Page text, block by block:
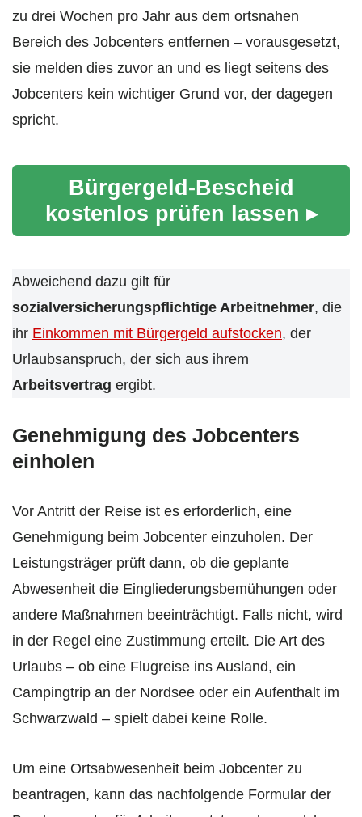
zu drei Wochen pro Jahr aus dem ortsnahen
Bereich des Jobcenters entfernen – vorausgesetzt,
sie melden dies zuvor an und es liegt seitens des
Jobcenters kein wichtiger Grund vor, der dagegen
spricht.
Bürgergeld-Bescheid
kostenlos prüfen lassen ▸
Abweichend dazu gilt für
sozialversicherungspflichtige Arbeitnehmer, die
ihr Einkommen mit Bürgergeld aufstocken, der
Urlaubsanspruch, der sich aus ihrem
Arbeitsvertrag ergibt.
Genehmigung des Jobcenters
einholen
Vor Antritt der Reise ist es erforderlich, eine
Genehmigung beim Jobcenter einzuholen. Der
Leistungsträger prüft dann, ob die geplante
Abwesenheit die Eingliederungsbemühungen oder
andere Maßnahmen beeinträchtigt. Falls nicht, wird
in der Regel eine Zustimmung erteilt. Die Art des
Urlaubs – ob eine Flugreise ins Ausland, ein
Campingtrip an der Nordsee oder ein Aufenthalt im
Schwarzwald – spielt dabei keine Rolle.
Um eine Ortsabwesenheit beim Jobcenter zu
beantragen, kann das nachfolgende Formular der